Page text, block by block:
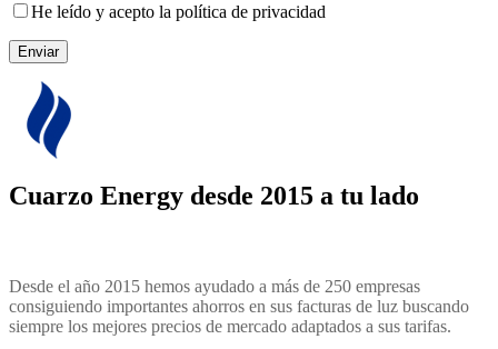
He leído y acepto la política de privacidad
Cuarzo Energy desde 2015 a tu lado
Desde el año 2015 hemos ayudado a más de 250 empresas
consiguiendo importantes ahorros en sus facturas de luz buscando
siempre los mejores precios de mercado adaptados a sus tarifas.